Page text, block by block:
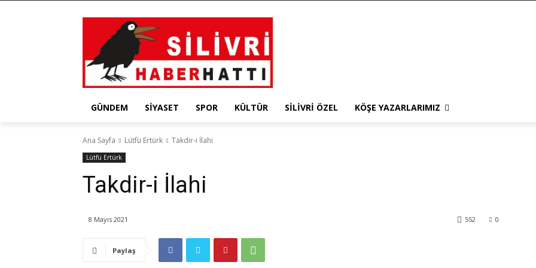
GÜNDEM SIYASET SPOR KÜLTÜR SILIVRI ÖZEL KÖŞE YAZARLARIMIZ
Ana Sayfa Lütfü Ertürk Takdir-i İlahi
Lütfü Ertürk
Takdir-i İlahi
8 Mayıs 2021 0
552
Paylaş